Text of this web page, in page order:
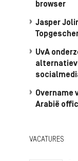
browser
Jasper
UvA
Overname
Arabië
VACATURES